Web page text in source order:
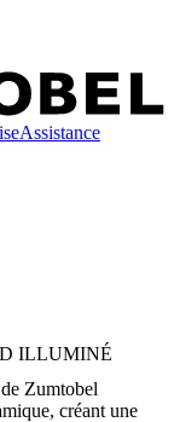
Assistance
ILLUMINÉ
Zumtobel
créant une